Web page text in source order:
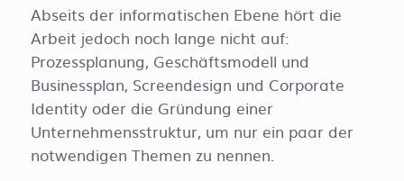
Abseits der informatischen Ebene hört die
Arbeit jedoch noch lange nicht auf:
Prozessplanung, Geschäftsmodell und
Businessplan, Screendesign und Corporate
Identity oder die Gründung einer
Unternehmensstruktur, um nur ein paar der
notwendigen Themen zu nennen.